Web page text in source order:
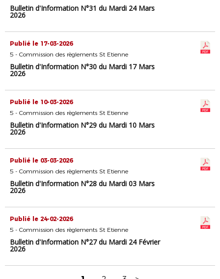
Bulletin d'Information N°31 du Mardi 24 Mars
2026
Publié le 17-03-2026
5 - Commission des règlements St Etienne
Bulletin d'Information N°30 du Mardi 17 Mars
2026
Publié le 10-03-2026
5 - Commission des règlements St Etienne
Bulletin d'Information N°29 du Mardi 10 Mars
2026
Publié le 03-03-2026
5 - Commission des règlements St Etienne
Bulletin d'Information N°28 du Mardi 03 Mars
2026
Publié le 24-02-2026
5 - Commission des règlements St Etienne
Bulletin d'Information N°27 du Mardi 24 Février
2026